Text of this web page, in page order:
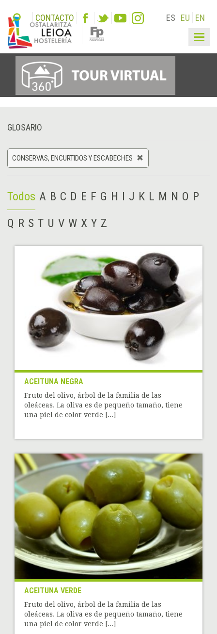
CONTACTO ES EU EN
GLOSARIO
CONSERVAS, ENCURTIDOS Y ESCABECHES
Todos A B C D E F G H I J K L M N O P
Q R S T U V W X Y Z
ACEITUNA NEGRA
Fruto del olivo, árbol de la familia de las
oleáceas. La oliva es de pequeño tamaño, tiene
una piel de color verde [...]
ACEITUNA VERDE
Fruto del olivo, árbol de la familia de las
oleáceas. La oliva es de pequeño tamaño, tiene
una piel de color verde [...]